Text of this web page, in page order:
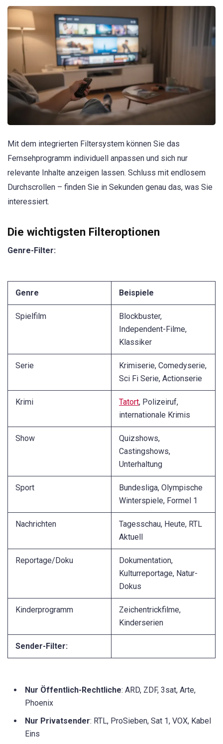
Mit dem integrierten Filtersystem können Sie das
Fernsehprogramm individuell anpassen und sich nur
relevante Inhalte anzeigen lassen. Schluss mit endlosem
Durchscrollen – finden Sie in Sekunden genau das, was Sie
interessiert.
Die wichtigsten Filteroptionen
Genre-Filter:
Genre Beispiele
Spielfilm
Blockbuster,
Independent-Filme,
Klassiker
Serie
Krimiserie, Comedyserie,
Sci Fi Serie, Actionserie
Krimi Tatort, Polizeiruf,
internationale Krimis
Show
Quizshows,
Castingshows,
Unterhaltung
Sport
Bundesliga, Olympische
Winterspiele, Formel 1
Nachrichten
Tagesschau, Heute, RTL
Aktuell
Reportage/Doku
Dokumentation,
Kulturreportage, Natur-
Dokus
Kinderprogramm
Zeichentrickfilme,
Kinderserien
Sender-Filter:
Nur Öffentlich-Rechtliche: ARD, ZDF, 3sat, Arte,
Phoenix
Nur Privatsender: RTL, ProSieben, Sat 1, VOX, Kabel
Eins